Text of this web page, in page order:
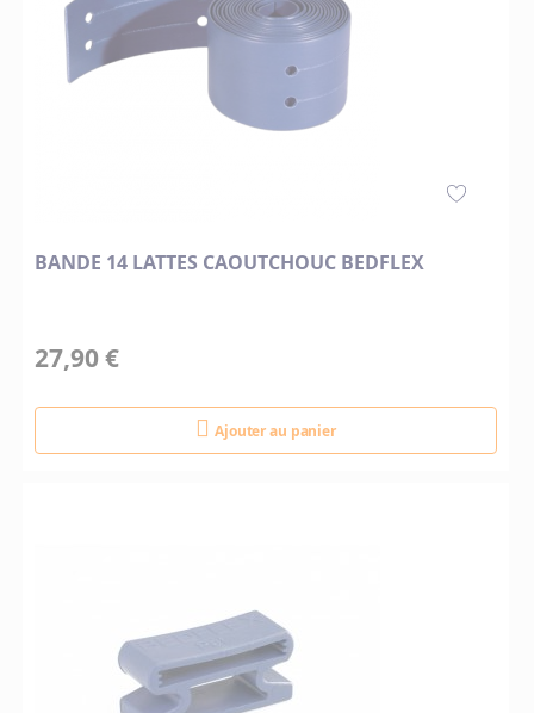
BANDE 14 LATTES CAOUTCHOUC BEDFLEX
27,90 €
Ajouter au panier